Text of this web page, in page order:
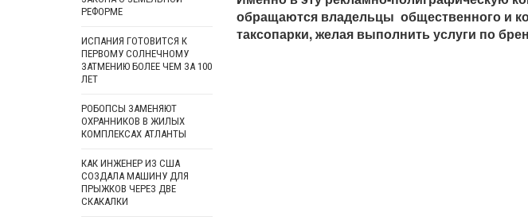
обращаются владельцы общественного и
таксопарки, желая выполнить услуги по
РЕФОРМЕ
ИСПАНИЯ ГОТОВИТСЯ К
ПЕРВОМУ СОЛНЕЧНОМУ
ЗАТМЕНИЮ БОЛЕЕ ЧЕМ ЗА 100
ЛЕТ
РОБОПСЫ ЗАМЕНЯЮТ
ОХРАННИКОВ В ЖИЛЫХ
КОМПЛЕКСАХ АТЛАНТЫ
КАК ИНЖЕНЕР ИЗ США
СОЗДАЛА МАШИНУ ДЛЯ
ПРЫЖКОВ ЧЕРЕЗ ДВЕ
СКАКАЛКИ